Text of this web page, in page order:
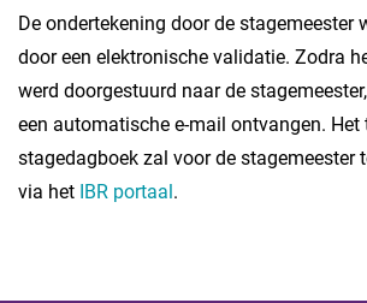
De ondertekening door de stagemeester
door een elektronische validatie. Zodra
werd doorgestuurd naar de
een automatische e-mail ontvangen. Het
stagedagboek zal voor de stagemeester
via het IBR portaal.